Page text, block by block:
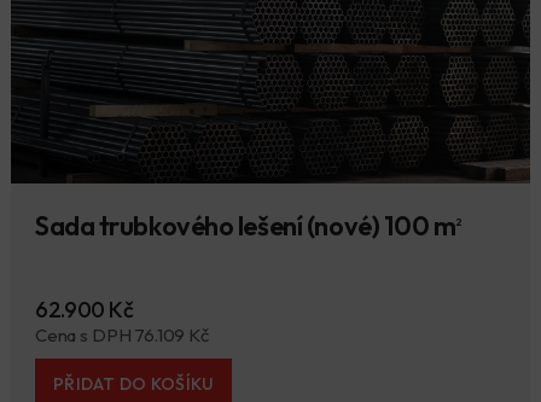
Sada trubkového lešení (nové) 100 m2
62.900 Kč
Cena s DPH 76.109 Kč
PŘIDAT DO KOŠÍKU